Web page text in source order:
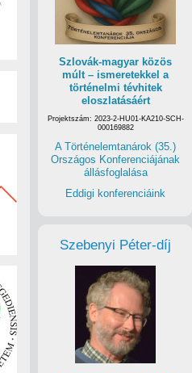
Szlovák-magyar közös
múlt – ismeretekkel a
történelmi tévhitek
eloszlatásáért
Projektszám: 2023-2-HU01-KA210-SCH-
000169882
A Történelemtanárok (35.)
Országos Konferenciájának
állásfoglalása
Eddigi konferenciáink
Szebenyi Péter-díj